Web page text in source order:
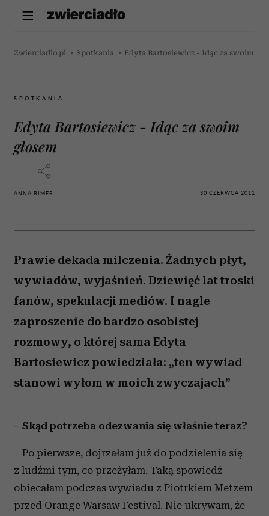
Zwierciadlo.pl > Spotkania > Edyta Bartosiewicz - Idąc za swoim
SPOTKANIA
Edyta Bartosiewicz - Idąc za swoim
głosem
ANNA BIMER 30 CZERWCA 2011
Prawie dekada milczenia. Żadnych płyt,
wywiadów, wyjaśnień. Dziewięć lat troski
fanów, spekulacji mediów. I nagle
zaproszenie do bardzo osobistej
rozmowy, o której sama Edyta
Bartosiewicz powiedziała: „ten wywiad
stanowi wyłom w moich zwyczajach”
– Skąd potrzeba odezwania się właśnie teraz?
– Po pierwsze, dojrzałam już do podzielenia się
z ludźmi tym, co przeżyłam. Taką spowiedź
obiecałam podczas wywiadu z Piotrkiem Metzem
przed Orange Warsaw Festival. Nie ukrywam, że